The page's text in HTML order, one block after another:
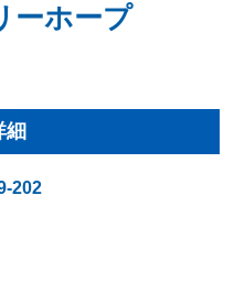
ーホープ
細
202